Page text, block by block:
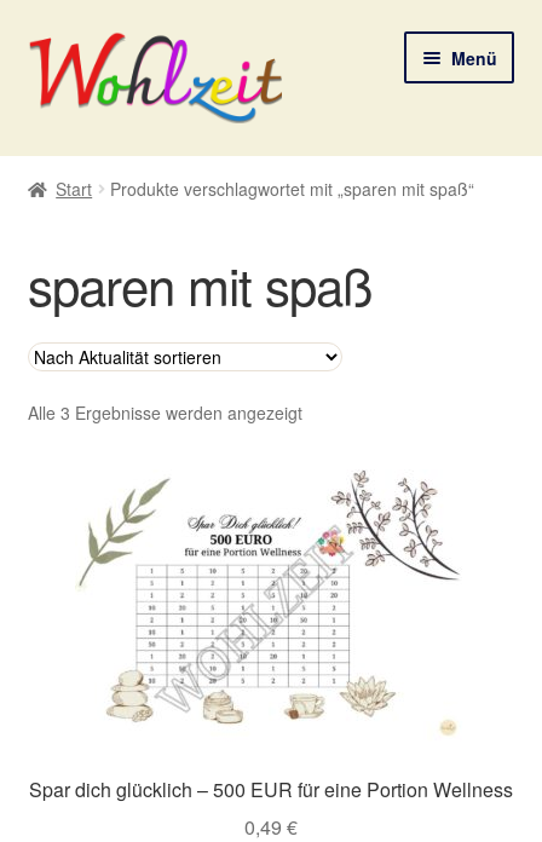
Zur
Navigation
springen
Zum
Inhalt
springen
Menü
Start
Datenschutzerklärung
Deine Auswahl
Digitale Lebenspostkarten
Gutscheine und Aktionen
Richtlinie für Rückerstattungen und Rückgaben
Start Produkte verschlagwortet mit „sparen mit spaß“
sparen mit spaß
Alle 3 Ergebnisse werden angezeigtNach
Spar dich glücklich – 500 EUR für eine Portion Wellness
0,49 €